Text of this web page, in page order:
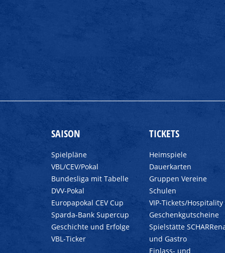
SAISON
Spielpläne
VBL/CEV/Pokal
Bundesliga mit Tabelle
DVV-Pokal
Europapokal CEV Cup
Sparda-Bank Supercup
Geschichte und Erfolge
VBL-Ticker
TICKETS
Heimspiele
Dauerkarten
Gruppen Vereine
Schulen
VIP-Tickets/Hospitality
Geschenkgutscheine
Spielstätte
und Gastro
Einlass- und